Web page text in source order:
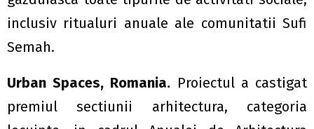
inclusiv ritualuri anuale ale comunitatii Sufi
Semah.
Urban Spaces, Romania. Proiectul a castigat
premiul sectiunii arhitectura, categoria